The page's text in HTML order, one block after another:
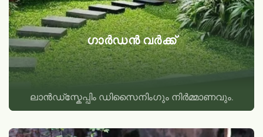
ഗാർഡൻ വർക്ക്
ലാൻഡ്സ്കേപ്പിം ഡിസൈനിംഗും നിർമ്മാണവും.